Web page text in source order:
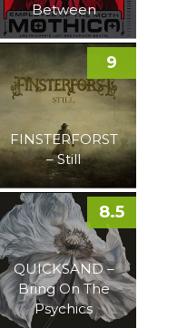
Between
FINSTERFORST
– Still
9
QUICKSAND –
Bring On The
Psychics
8.5